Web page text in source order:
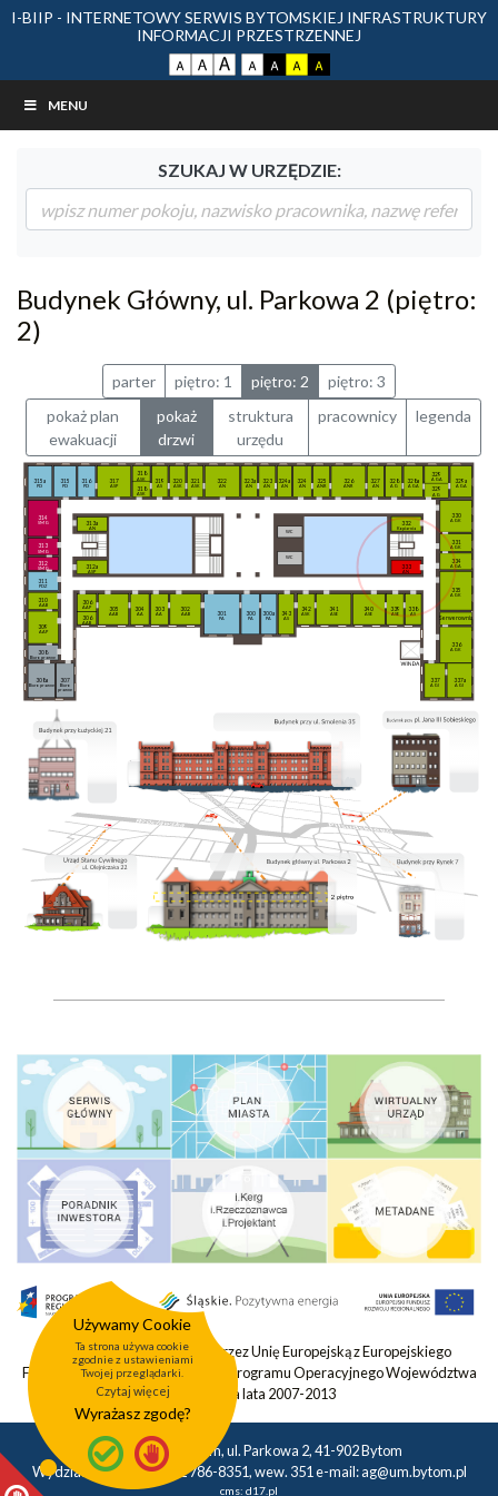
I-BIIP - INTERNETOWY SERWIS BYTOMSKIEJ INFRASTRUKTURY
INFORMACJI PRZESTRZENNEJ
MENU
SZUKAJ W URZĘDZIE:
Budynek Główny, ul. Parkowa 2 (piętro:
2)
parter piętro: 1 piętro: 2
piętro: 3
pokaż plan
ewakuacji
pokaż
drzwi
struktura
urzędu
pracownicy legenda
WC
WC
300
PA
300a
PA
301
PA
302
AAB
303
AA
304
AA
305
AAB
306
AAP
306
AAB
307
Biuro
prawne
308
Biuro prawne
308a
Biuro prawne
309
AAP
310
AAB
311
PDZ
312
SMG 312a
ASP
313
SMG
313a
AN
314
SMG
315
PD
315a
PD
316
PD
317
ASP
318
ASK
318
ASK
319
AS
320
ASK
321
ASK
322
AN
323
AN
323a
AN
324
AN
324a
AN
325
ANR
326
ANR
327
AN
328
AG
328a
AGA 329
AG
329
AGA 329a
AGA
330
AGK
331
AGK
332
Kopiarnia
334
AGA
335
AGK
336
AGK
337
AGI
337a
AGI
338
AS
339
ASE
340
ASE
341
ASE
342
ASK
343
AS Serwerownia
333
AN
Projekt współfinansowany przez Unię Europejską z Europejskiego
Funduszu Rozwoju Regionalnego Programu Operacyjnego Województwa
Śląskiego na lata 2007-2013
Urząd Miasta Bytom, ul. Parkowa 2, 41-902 Bytom
Wydział Geodezji tel.: 32 786-8351, wew. 351 e-mail:ag@um.bytom.pl
cms: d17.pl
Używamy Cookie
Ta strona używa cookie
zgodnie z ustawieniami
Twojej przeglądarki.
Czytaj więcej
Wyrażasz zgodę?